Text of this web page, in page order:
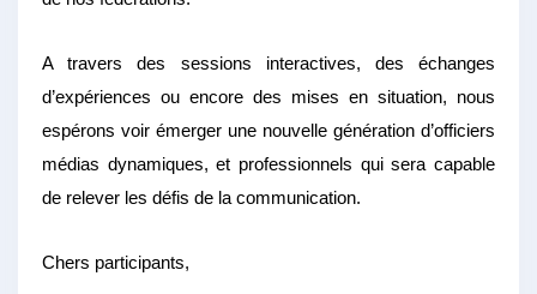
A travers des sessions interactives, des échanges
d’expériences ou encore des mises en situation, nous
espérons voir émerger une nouvelle génération d’officiers
médias dynamiques, et professionnels qui sera capable
de relever les défis de la communication.
Chers participants,